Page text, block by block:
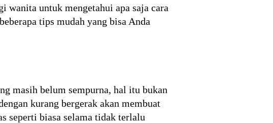
wanita untuk mengetahui apa saja cara
tips mudah yang bisa Anda
masih belum sempurna, hal itu bukan
kurang bergerak akan membuat
seperti biasa selama tidak terlalu